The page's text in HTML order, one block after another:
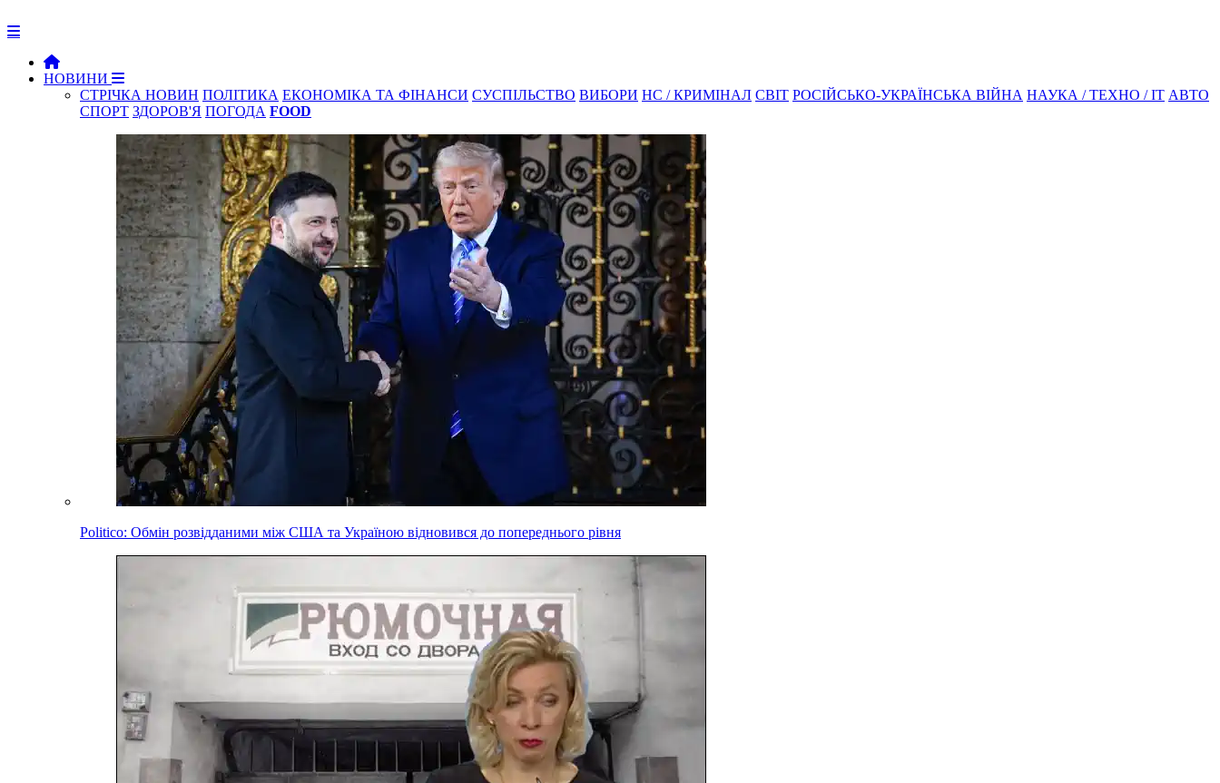
НОВИНИ
СТРІЧКА НОВИН ПОЛІТИКА ЕКОНОМІКА ТА ФІНАНСИ СУСПІЛЬСТВО ВИБОРИ НС / КРИМІНАЛ СВІТ РОСІЙСЬКО-УКРАЇНСЬКА ВІЙНА НАУКА / ТЕХНО / IT АВТО
СПОРТ ЗДОРОВ'Я ПОГОДА FOOD
Politico: Обмін розвідданими між США та Україною відновився до попереднього рівня